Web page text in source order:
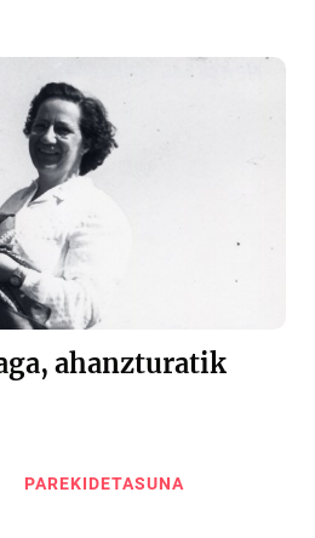
ahanzturatik
PAREKIDETASUNA